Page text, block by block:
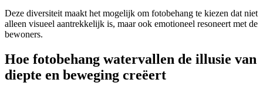
Deze diversiteit maakt het mogelijk om fotobehang te kiezen dat niet
alleen visueel aantrekkelijk is, maar ook emotioneel resoneert met de
bewoners.
Hoe fotobehang watervallen de illusie van
diepte en beweging creëert